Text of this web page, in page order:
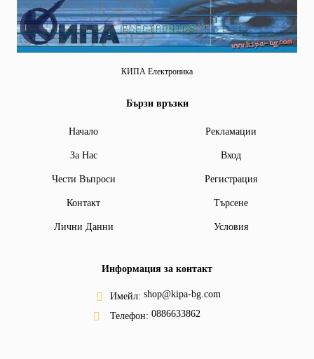
КИПА Електроника
Бързи връзки
Начало Рекламации
За Нас Вход
Чести Въпроси Регистрация
Контакт Търсене
Лични Данни Условия
Информация за контакт
Имейл: shop@kipa-bg.com
Телефон: 0886633862